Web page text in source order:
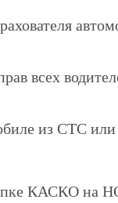
всех
из СТС
КАСКО на